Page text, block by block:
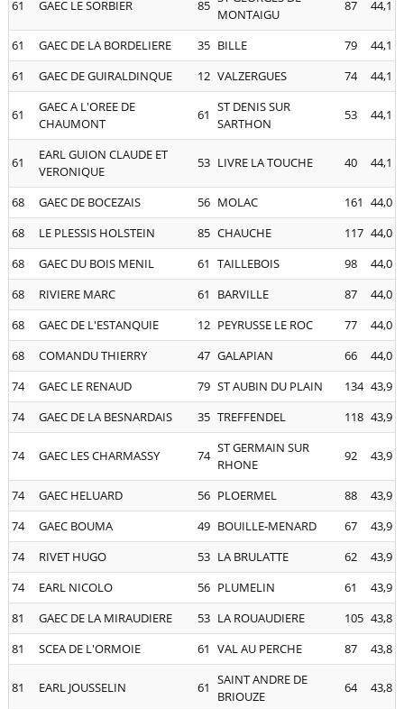
61 GAEC LE SORBIER 85
MONTAIGU
87 44,1
61 GAEC DE LA BORDELIERE 35 BILLE 79
44,1
61
GAEC DE GUIRALDINQUE 12 VALZERGUES 74 44,1
61
GAEC A L'OREE DE
CHAUMONT
61 ST DENIS SUR
SARTHON
53 44,1
61
EARL GUION CLAUDE ET
VERONIQUE
53 LIVRE LA TOUCHE 40 44,1
68 GAEC DE BOCEZAIS 56 MOLAC 161 44,0
68
LE PLESSIS HOLSTEIN 85 CHAUCHE 117 44,0
68
GAEC DU BOIS MENIL 61 TAILLEBOIS 98
44,0
68
RIVIERE MARC 61 BARVILLE 87
44,0
68
GAEC DE L'ESTANQUIE 12 PEYRUSSE LE ROC 77
44,0
68
COMANDU THIERRY 47 GALAPIAN 66
44,0
74
GAEC LE RENAUD 79 ST AUBIN DU PLAIN 134 43,9
74
GAEC DE LA BESNARDAIS 35 TREFFENDEL 118 43,9
74 GAEC LES CHARMASSY 74 ST GERMAIN SUR
RHONE
92 43,9
74 GAEC HELUARD 56 PLOERMEL 88
43,9
74
GAEC BOUMA 49 BOUILLE-MENARD 67
43,9
74
RIVET HUGO 53 LA BRULATTE 62
43,9
74
EARL NICOLO 56 PLUMELIN 61
43,9
81
GAEC DE LA MIRAUDIERE 53 LA ROUAUDIERE 105 43,8
81
SCEA DE L'ORMOIE 61 VAL AU PERCHE 87 43,8
81 EARL JOUSSELIN 61 SAINT ANDRE DE
BRIOUZE
64 43,8